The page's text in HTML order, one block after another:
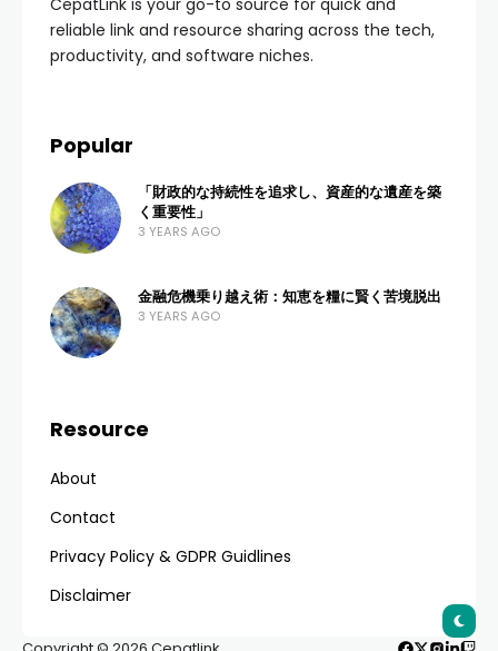
CepatLink is your go-to source for quick and
reliable link and resource sharing across the tech,
productivity, and software niches.
Popular
「財政的な持続性を追求し、資産的な遺産を築
く重要性」
3 YEARS AGO
金融危機乗り越え術：知恵を糧に賢く苦境脱出
3 YEARS AGO
Resource
About
Contact
Privacy Policy & GDPR Guidlines
Disclaimer